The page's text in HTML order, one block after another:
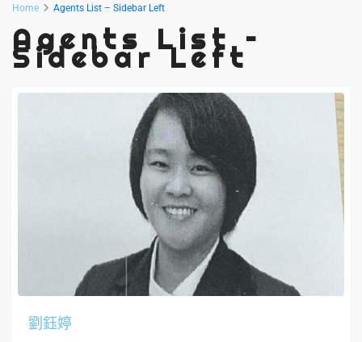
Home Agents List – Sidebar Left
Agents List –
Sidebar Left
劉鈺婷